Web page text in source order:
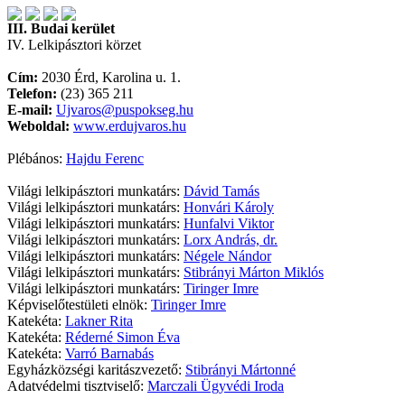
III. Budai kerület
IV. Lelkipásztori körzet
Cím: 2030 Érd, Karolina u. 1.
Telefon: (23) 365 211
E-mail: Ujvaros@puspokseg.hu
Weboldal: www.erdujvaros.hu
Plébános: Hajdu Ferenc
Világi lelkipásztori munkatárs: Dávid Tamás
Világi lelkipásztori munkatárs: Honvári Károly
Világi lelkipásztori munkatárs: Hunfalvi Viktor
Világi lelkipásztori munkatárs: Lorx András, dr.
Világi lelkipásztori munkatárs: Négele Nándor
Világi lelkipásztori munkatárs: Stibrányi Márton Miklós
Világi lelkipásztori munkatárs: Tiringer Imre
Képviselőtestületi elnök: Tiringer Imre
Katekéta: Lakner Rita
Katekéta: Réderné Simon Éva
Katekéta: Varró Barnabás
Egyházközségi karitászvezető: Stibrányi Mártonné
Adatvédelmi tisztviselő: Marczali Ügyvédi Iroda